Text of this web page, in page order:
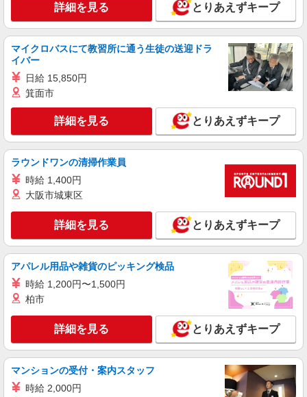
詳細を見る とりあえずキープ
マイクロバスにて教習所に通う生徒の送迎ドラ
イバー
日給 15,850円
箕面市
詳細を見る とりあえずキープ
ラウンドワンの清掃作業員
時給 1,400円
大阪市城東区
詳細を見る とりあえずキープ
アパレル用品や雑貨のピッキング検品
時給 1,200円〜1,500円
柏市
詳細を見る とりあえずキープ
マンションの受付・案内スタッフ
時給 2,000円